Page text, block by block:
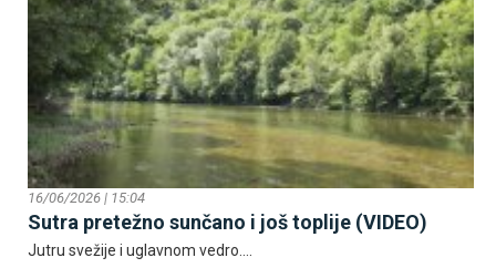
16/06/2026 | 15:04
Sutra pretežno sunčano i još toplije (VIDEO)
Јutru svežije i uglavnom vedro....